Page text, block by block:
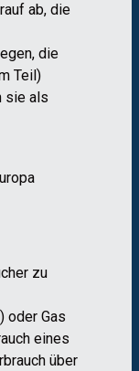
ab, die
, die
Teil)
sie als
zu
oder Gas
eines
auch über